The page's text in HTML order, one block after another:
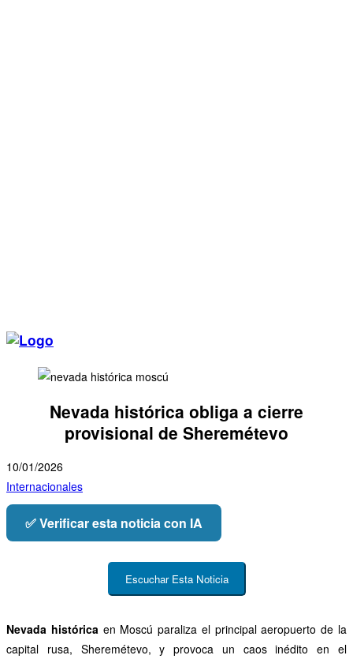
Nevada histórica obliga a cierre
provisional de Sheremétevo
10/01/2026
Internacionales
✅ Verificar esta noticia con IA
Escuchar Esta Noticia
Nevada histórica en Moscú paraliza el principal aeropuerto de la
capital rusa, Sheremétevo, y provoca un caos inédito en el